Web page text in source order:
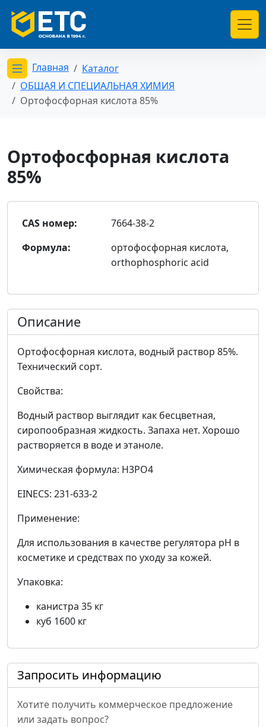
Открыть меню категорий
Главная
Каталог
ОБЩАЯ И СПЕЦИАЛЬНАЯ ХИМИЯ
Ортофосфорная кислота 85%
Ортофосфорная кислота
85%
CAS номер:
7664-38-2
Формула:
ортофосфорная кислота,
orthophosphoric acid
Описание
Ортофосфорная кислота, водный раствор 85%.
Технический сорт.
Свойства:
Водный раствор выглядит как бесцветная,
сиропообразная жидкость. Запаха нет. Хорошо
растворяется в воде и этаноле.
Химическая формула: H3PO4
EINECS: 231-633-2
Применение:
Для использования в качестве регулятора pH в
косметике и средствах по уходу за кожей.
Упаковка:
канистра 35 кг
куб 1600 кг
Запросить информацию
Хотите получить коммерческое предложение
или задать вопрос?